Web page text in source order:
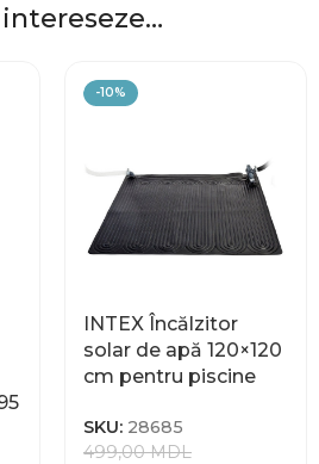
-10%
INTEX Încălzitor
solar de apă 120×120
cm pentru piscine
SKU: 28685
499,00MDL